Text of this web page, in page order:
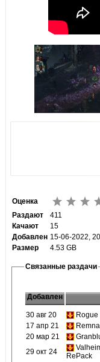
Оценка
Раздают
411
Качают
15
Добавлен 15-06-2022,
Размер
4.53 GB
Связанные раздачи
Добавлен
30 авг 20
17 апр 21
20 мар 21
29 окт 24
RePack